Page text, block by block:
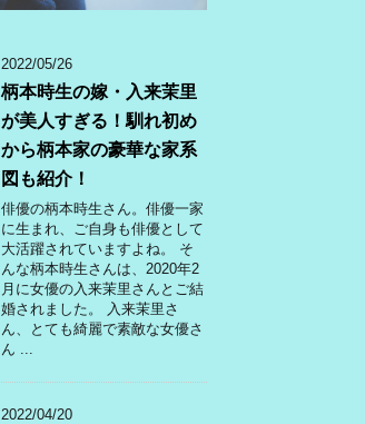
2022/05/26
柄本時生の嫁・入来茉里
が美人すぎる！馴れ初め
から柄本家の豪華な家系
図も紹介！
俳優の柄本時生さん。俳優一家
に生まれ、ご自身も俳優として
大活躍されていますよね。 そ
んな柄本時生さんは、2020年2
月に女優の入来茉里さんとご結
婚されました。 入来茉里さ
ん、とても綺麗で素敵な女優さ
ん ...
2022/04/20